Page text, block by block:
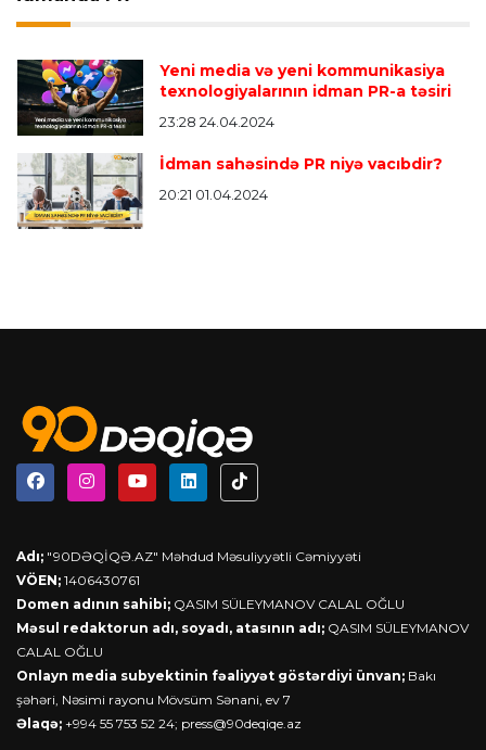
Yeni media və yeni kommunikasiya
texnologiyalarının idman PR-a təsiri
23:28 24.04.2024
İdman sahəsində PR niyə vacıbdir?
20:21 01.04.2024
Adı; "90DƏQİQƏ.AZ" Məhdud Məsuliyyətli Cəmiyyəti
VÖEN; 1406430761
Domen adının sahibi; QASIM SÜLEYMANOV CALAL OĞLU
Məsul redaktorun adı, soyadı, atasının adı; QASIM SÜLEYMANOV
CALAL OĞLU
Onlayn media subyektinin fəaliyyət göstərdiyi ünvan; Bakı
şəhəri, Nəsimi rayonu Mövsüm Sənani, ev 7
Əlaqə; +994 55 753 52 24; press@90deqiqe.az